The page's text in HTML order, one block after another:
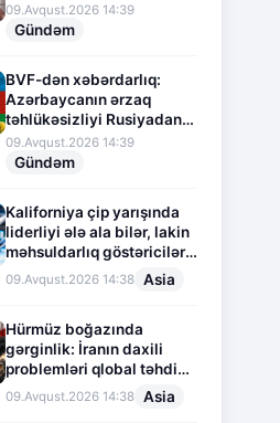
09.Avqust.2026 14:39
Gündəm
BVF-dən xəbərdarlıq:
Azərbaycanın ərzaq
təhlükəsizliyi Rusiyadan
asılı vəziyyətdədir
09.Avqust.2026 14:39
Gündəm
Kaliforniya çip yarışında
liderliyi ələ ala bilər, lakin
məhsuldarlıq göstəriciləri
aşağı düşür
09.Avqust.2026 14:38 Asia
Hürmüz boğazında
gərginlik: İranın daxili
problemləri qlobal təhdidə
çevrilir
09.Avqust.2026 14:38 Asia